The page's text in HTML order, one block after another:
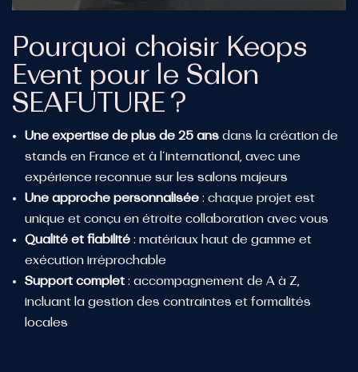
Pourquoi choisir Keops
Event pour le Salon
SEAFUTURE ?
Une expertise de plus de 25 ans dans la création de
stands en France et à l’international, avec une
expérience reconnue sur les salons majeurs
Une approche personnalisée : chaque projet est
unique et conçu en étroite collaboration avec vous
Qualité et fiabilité : matériaux haut de gamme et
exécution irréprochable
Support complet : accompagnement de A à Z,
incluant la gestion des contraintes et formalités
locales